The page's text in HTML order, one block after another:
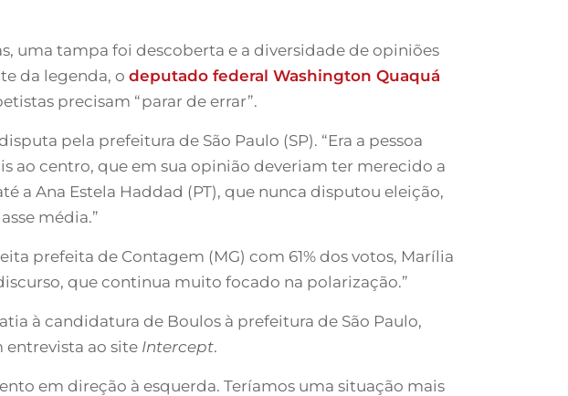
uma tampa foi descoberta e a diversidade de opiniões
da legenda, o deputado federal Washington Quaquá
precisam “parar de errar”.
pela prefeitura de São Paulo (SP). “Era a pessoa
ao centro, que em sua opinião deveriam ter merecido a
a Ana Estela Haddad (PT), que nunca disputou eleição,
média.”
prefeita de Contagem (MG) com 61% dos votos, Marília
que continua muito focado na polarização.”
à candidatura de Boulos à prefeitura de São Paulo,
entrevista ao site Intercept.
em direção à esquerda. Teríamos uma situação mais